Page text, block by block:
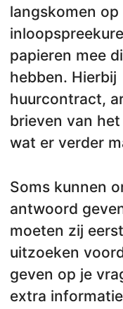
langskomen op
papieren mee
hebben.
huurcontract,
brieven van
wat er verder
Soms kunnen
antwoord
moeten zij
uitzoeken
geven op je
extra